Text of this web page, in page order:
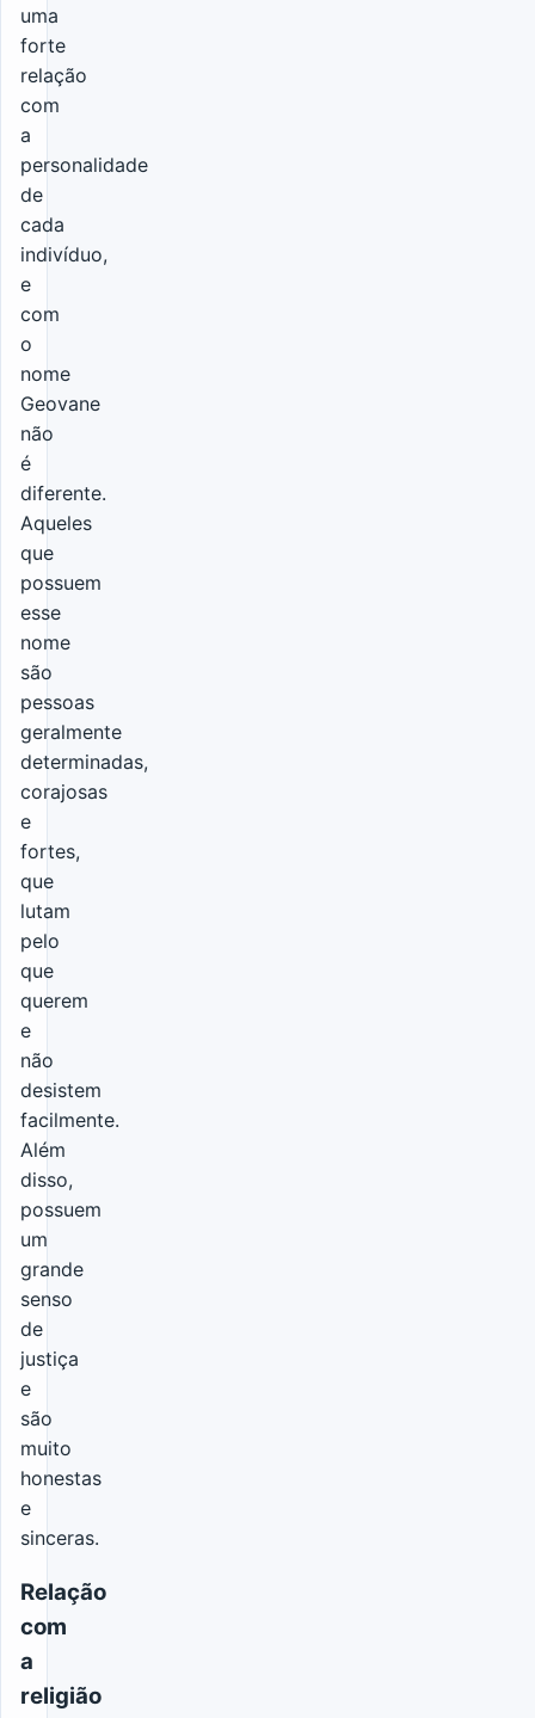
uma
forte
relação
com
a
personalidade
de
cada
indivíduo,
e
com
o
nome
Geovane
não
é
diferente.
Aqueles
que
possuem
esse
nome
são
pessoas
geralmente
determinadas,
corajosas
e
fortes,
que
lutam
pelo
que
querem
e
não
desistem
facilmente.
Além
disso,
possuem
um
grande
senso
de
justiça
e
são
muito
honestas
e
sinceras.
Relação
com
a
religião